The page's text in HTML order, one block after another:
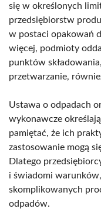
się w określonych
przedsiębiorstw
w postaci opakowań
więcej, podmioty
punktów
przetwarzanie,
Ustawa o odpadach
wykonawcze
pamiętać, że ich
zastosowanie mogą
Dlatego
i świadomi
skomplikowanych
odpadów.